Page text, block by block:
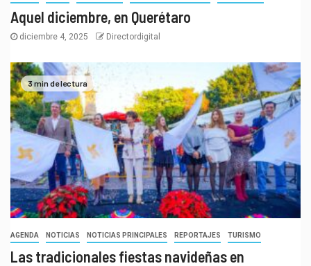
Aquel diciembre, en Querétaro
diciembre 4, 2025 Directordigital
3 min de lectura
AGENDA NOTICIAS NOTICIAS PRINCIPALES REPORTAJES TURISMO
Las tradicionales fiestas navideñas en